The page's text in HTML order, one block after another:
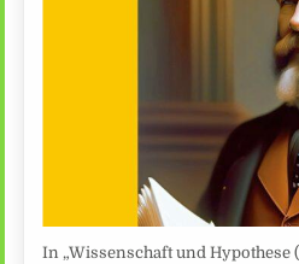
In „Wissenschaft und Hypothese